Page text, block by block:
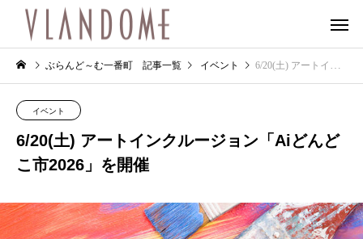
ぶらんど～む一番町 記事一覧 イベント 6/20(土) アートインクルージョン「Aiどんどこ市2026」を開催
イベント
6/20(土) アートインクルージョン「Aiどんど
こ市2026」を開催